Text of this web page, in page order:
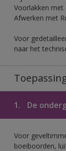
Voorlakken met
Afwerken met
Voor
naar het
1. De
Voor
boeiboorden,